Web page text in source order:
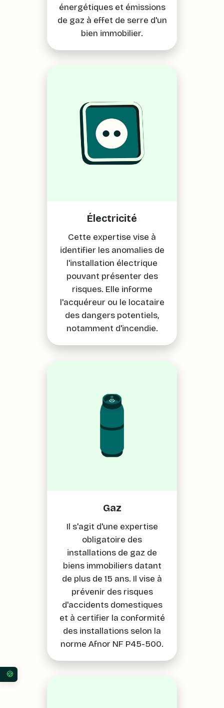
énergétiques et émissions
de gaz à effet de serre d'un
bien immobilier.
Électricité
Cette expertise vise à
identifier les anomalies de
l'installation électrique
pouvant présenter des
risques. Elle informe
l'acquéreur ou le locataire
des dangers potentiels,
notamment d'incendie.
Gaz
Il s'agit d'une expertise
obligatoire des
installations de gaz de
biens immobiliers datant
de plus de 15 ans. Il vise à
prévenir des risques
d'accidents domestiques
et à certifier la conformité
des installations selon la
norme Afnor NF P45-500.